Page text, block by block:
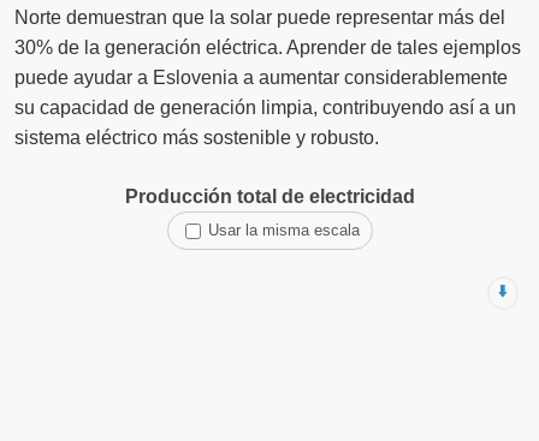
Norte demuestran que la solar puede representar más del
30% de la generación eléctrica. Aprender de tales ejemplos
puede ayudar a Eslovenia a aumentar considerablemente
su capacidad de generación limpia, contribuyendo así a un
sistema eléctrico más sostenible y robusto.
Producción total de electricidad
Usar la misma escala
⬇️